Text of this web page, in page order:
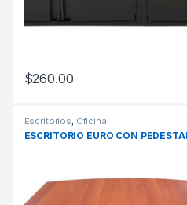
$260.00
Escritorios, Oficina
ESCRITORIO EURO CON